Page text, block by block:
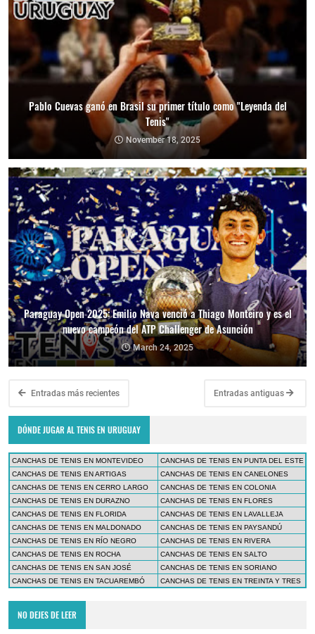
Pablo Cuevas ganó en Brasil su primer título como "Leyenda del
Tenis"
November 18, 2025
Paraguay Open 2025: Emilio Nava venció a Thiago Monteiro y es el
nuevo campeón del ATP Challenger de Asunción
March 24, 2025
Entradas más recientes Entradas antiguas
DÓNDE JUGAR AL TENIS EN URUGUAY
CANCHAS DE TENIS EN MONTEVIDEO
CANCHAS DE TENIS EN PUNTA DEL ESTE
CANCHAS DE TENIS EN ARTIGAS
CANCHAS DE TENIS EN CANELONES
CANCHAS DE TENIS EN CERRO LARGO
CANCHAS DE TENIS EN COLONIA
CANCHAS DE TENIS EN DURAZNO
CANCHAS DE TENIS EN FLORES
CANCHAS DE TENIS EN FLORIDA
CANCHAS DE TENIS EN LAVALLEJA
CANCHAS DE TENIS EN MALDONADO
CANCHAS DE TENIS EN PAYSANDÚ
CANCHAS DE TENIS EN RÍO NEGRO
CANCHAS DE TENIS EN RIVERA
CANCHAS DE TENIS EN ROCHA
CANCHAS DE TENIS EN SALTO
CANCHAS DE TENIS EN SAN JOSÉ
CANCHAS DE TENIS EN SORIANO
CANCHAS DE TENIS EN TACUAREMBÓ
CANCHAS DE TENIS EN TREINTA Y TRES
NO DEJES DE LEER